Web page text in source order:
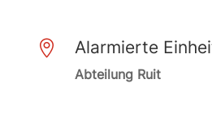
 Alarmierte
Abteilung Ruit